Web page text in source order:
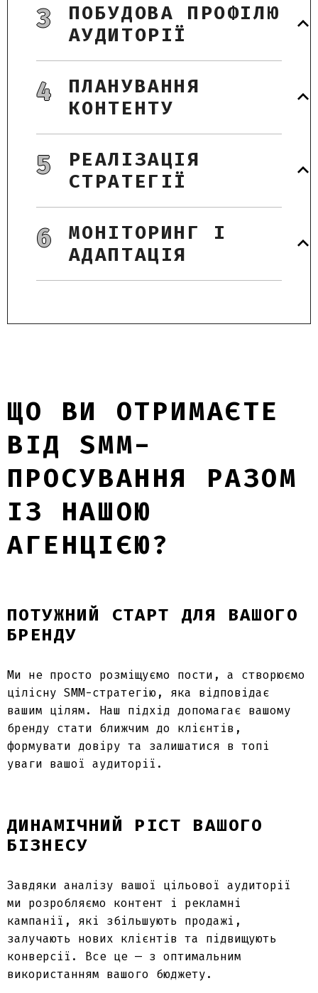
ЩО ВИ ОТРИМАЄТЕ
ВІД SMM-
ПРОСУВАННЯ РАЗОМ
ІЗ НАШОЮ
АГЕНЦІЄЮ?
ПОТУЖНИЙ СТАРТ ДЛЯ ВАШОГО
БРЕНДУ
Ми не просто розміщуємо пости, а створюємо
цілісну SMM-стратегію, яка відповідає
вашим цілям. Наш підхід допомагає вашому
бренду стати ближчим до клієнтів,
формувати довіру та залишатися в топі
уваги вашої аудиторії.
ДИНАМІЧНИЙ РІСТ ВАШОГО
БІЗНЕСУ
Завдяки аналізу вашої цільової аудиторії
ми розробляємо контент і рекламні
кампанії, які збільшують продажі,
залучають нових клієнтів та підвищують
конверсії. Все це — з оптимальним
використанням вашого бюджету.
3
ПОБУДОВА ПРОФІЛЮ
АУДИТОРІЇ
4
ПЛАНУВАННЯ
КОНТЕНТУ
5
РЕАЛІЗАЦІЯ
СТРАТЕГІЇ
6
МОНІТОРИНГ І
АДАПТАЦІЯ